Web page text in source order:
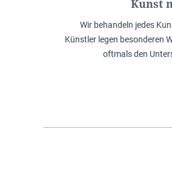
Kunst
Wir behandeln jedes
Künstler legen besonderen
oftmals den